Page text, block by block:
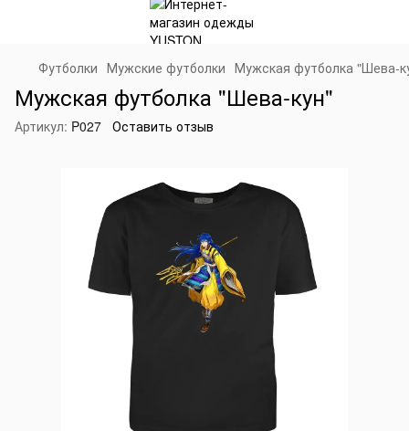
Футболки Мужские футболки Мужская футболка "Шева-
Мужская футболка "Шева-кун"
Артикул: P027 Оставить отзыв